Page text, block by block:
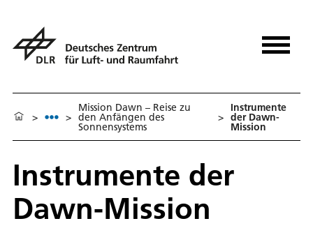
> >
Mission Dawn – Reise zu
den Anfängen des
Sonnensystems
>
In­stru­men­te
der Dawn-
Missi­on
In­stru­men­te der
Dawn-Missi­on